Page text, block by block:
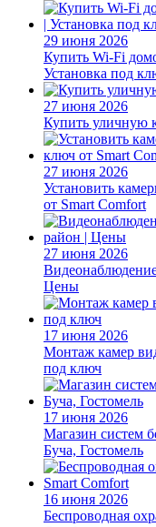
29 июня 2026
Купить Wi-Fi
Установка под
27 июня 2026
Купить уличную
27 июня 2026
Установить
от Smart Comfort
27 июня 2026
Цены
17 июня 2026
Монтаж камер
под ключ
17 июня 2026
Магазин систем
Буча, Гостомель
16 июня 2026
Беспроводная